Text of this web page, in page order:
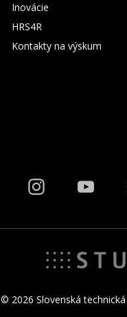
Inovácie
HRS4R
Kontakty na výskum
© 2026 Slovenská